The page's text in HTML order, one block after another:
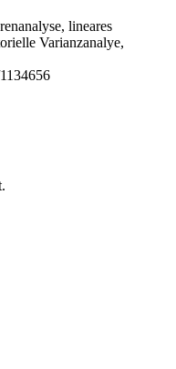
lineares
Varianzanalye,